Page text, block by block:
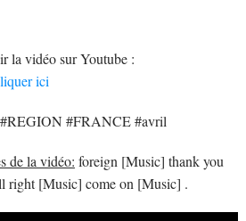
la vidéo sur Youtube :
ici
#FRANCE #avril
de la vidéo: foreign [Music] thank you
right [Music] come on [Music] .